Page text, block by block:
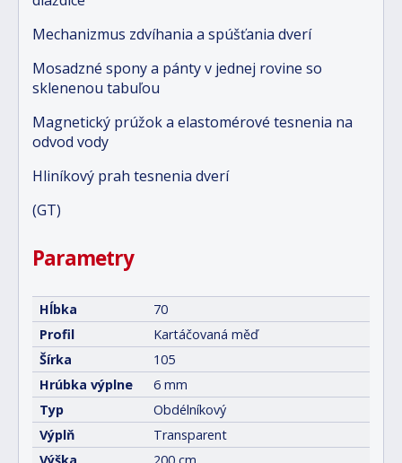
Mechanizmus zdvíhania a spúšťania dverí
Mosadzné spony a pánty v jednej rovine so
sklenenou tabuľou
Magnetický prúžok a elastomérové tesnenia na
odvod vody
Hliníkový prah tesnenia dverí
(GT)
Parametry
Hĺbka
70
Profil
Kartáčovaná měď
Šírka
105
Hrúbka výplne
6 mm
Typ
Obdélníkový
Výplň
Transparent